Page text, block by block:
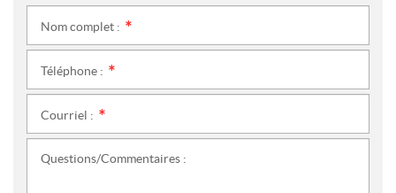
Nom complet :
Téléphone :
Courriel :
Questions/Commentaires :